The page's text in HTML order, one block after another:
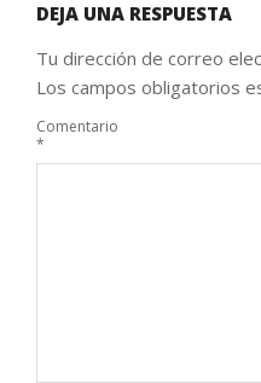
DEJA UNA RESPUESTA
Tu dirección de correo
Los campos obligatorios
Comentario
*